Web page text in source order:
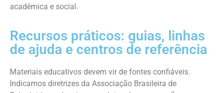
acadêmica e social.
Recursos práticos: guias, linhas
de ajuda e centros de referência
Materiais educativos devem vir de fontes confiáveis.
Indicamos diretrizes da Associação Brasileira de